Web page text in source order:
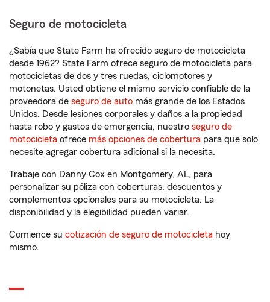
Seguro de motocicleta
¿Sabía que State Farm ha ofrecido seguro de motocicleta
desde 1962? State Farm ofrece seguro de motocicleta para
motocicletas de dos y tres ruedas, ciclomotores y
motonetas. Usted obtiene el mismo servicio confiable de la
proveedora de seguro de auto más grande de los Estados
Unidos. Desde lesiones corporales y daños a la propiedad
hasta robo y gastos de emergencia, nuestro seguro de
motocicleta ofrece más opciones de cobertura para que solo
necesite agregar cobertura adicional si la necesita.
Trabaje con Danny Cox en Montgomery, AL, para
personalizar su póliza con coberturas, descuentos y
complementos opcionales para su motocicleta. La
disponibilidad y la elegibilidad pueden variar.
Comience su cotización de seguro de motocicleta hoy
mismo.